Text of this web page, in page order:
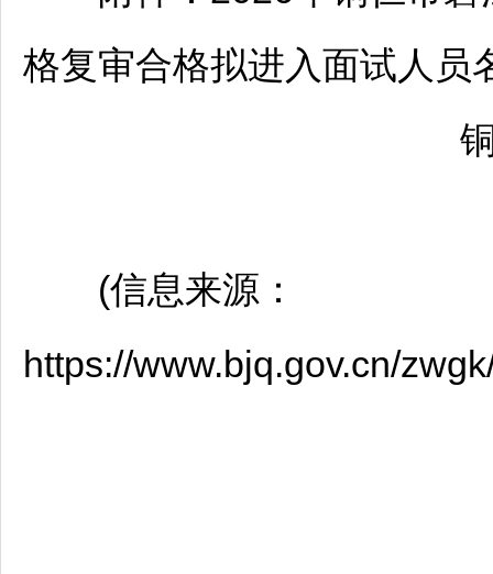
格复审合格拟进入面试人员
(信息来源：
https://www.bjq.gov.cn/